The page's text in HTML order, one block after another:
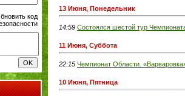
13 Июня, Понедельник
14:59 Состоялся шестой тур
11 Июня, Суббота
22:15 Чемпионат Области.
10 Июня, Пятница